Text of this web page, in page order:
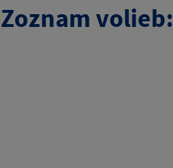
Zoznam volieb: